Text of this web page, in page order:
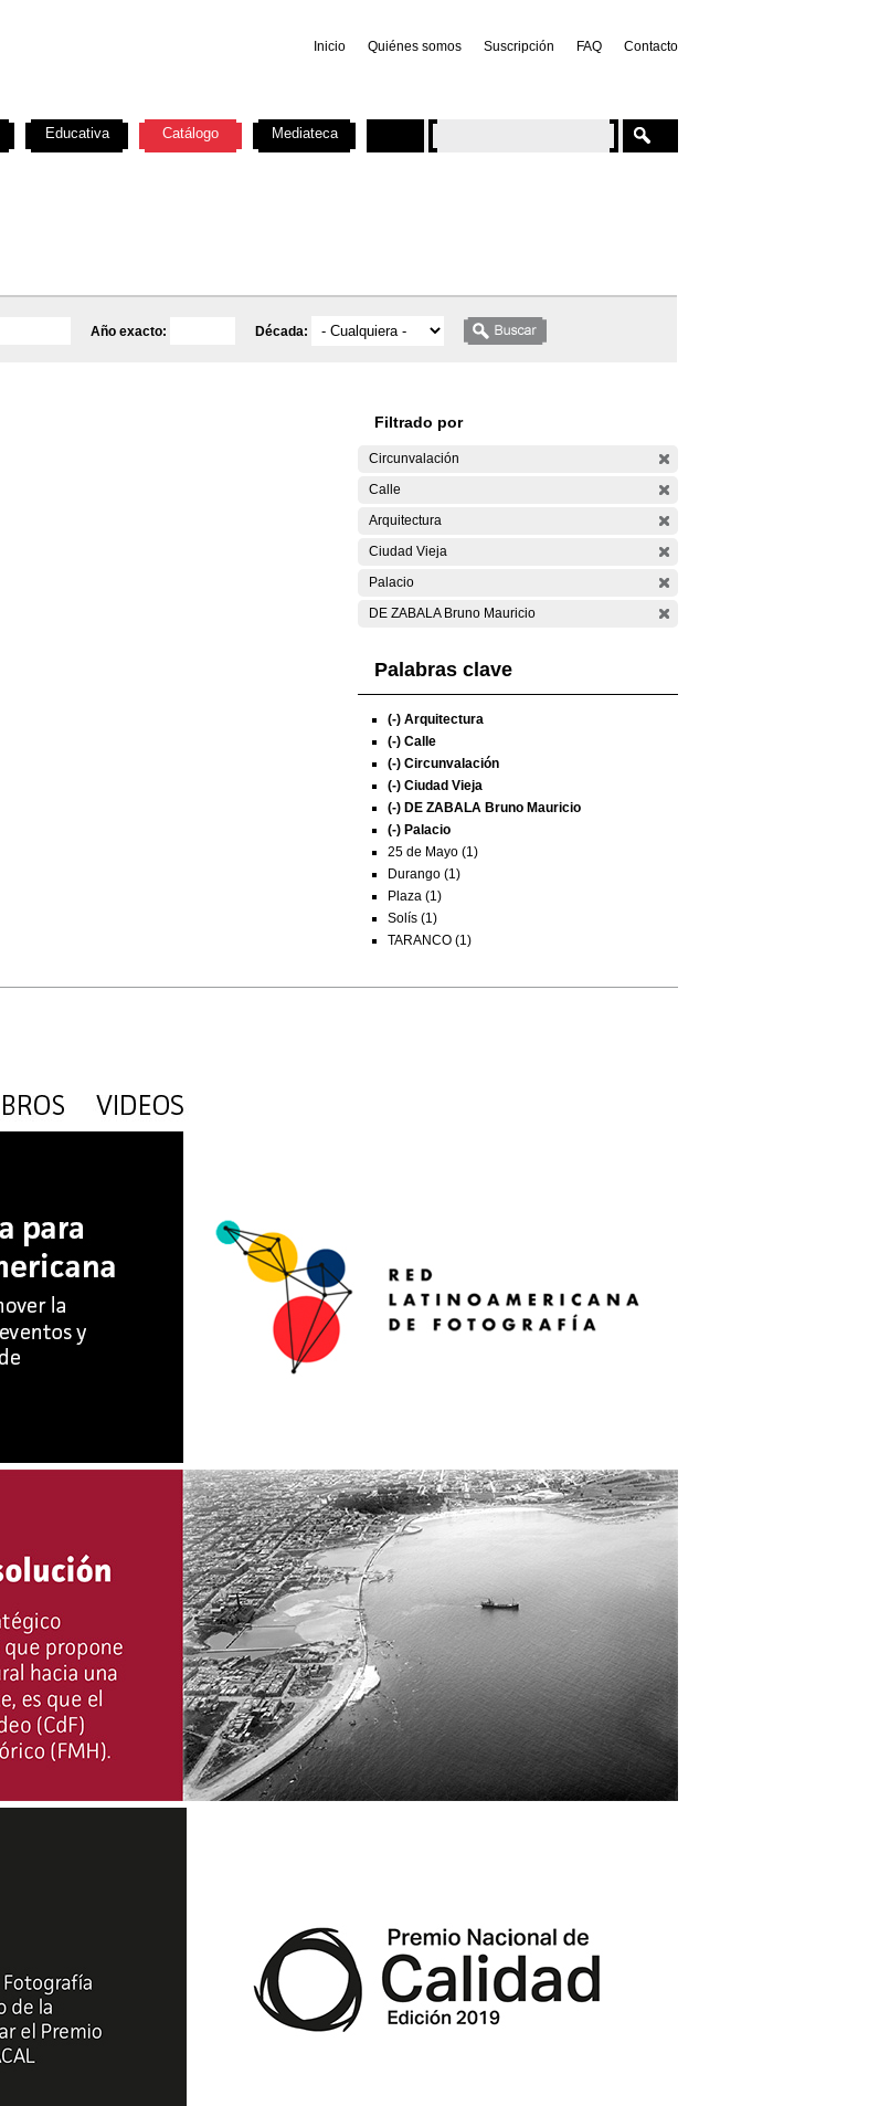
Inicio Quiénes somos Suscripción FAQ Contacto
Año exacto: Década:
Filtrado por
Circunvalación
Calle
Arquitectura
Ciudad Vieja
Palacio
DE ZABALA Bruno Mauricio
Palabras clave
(-) Arquitectura
(-) Calle
(-) Circunvalación
(-) Ciudad Vieja
(-) DE ZABALA Bruno Mauricio
(-) Palacio
25 de Mayo (1)
Durango (1)
Plaza (1)
Solís (1)
TARANCO (1)
Educativa Catálogo Mediateca